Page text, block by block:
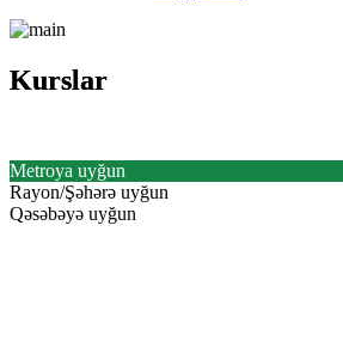
Kurslar
Kurslar
Metroya uyğun
Rayon/Şəhərə uyğun
Qəsəbəyə uyğun